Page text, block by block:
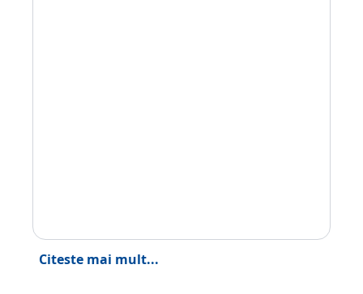
Citeste mai mult...